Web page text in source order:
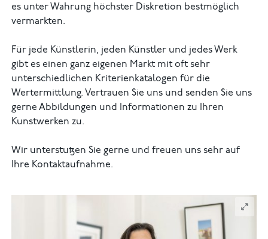
es unter Wahrung höchster Diskretion bestmöglich
vermarkten.
Für jede Künstlerin, jeden Künstler und jedes Werk
gibt es einen ganz eigenen Markt mit oft sehr
unterschiedlichen Kriterienkatalogen für die
Wertermittlung. Vertrauen Sie uns und senden Sie uns
gerne Abbildungen und Informationen zu Ihren
Kunstwerken zu.
Wir unterstutzen Sie gerne und freuen uns sehr auf
Ihre Kontaktaufnahme.